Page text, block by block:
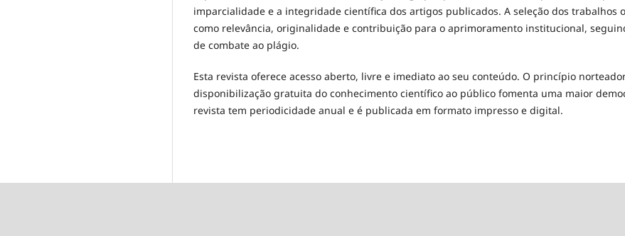
imparcialidade e a integridade científica dos artigos publicados. A seleção dos trabalhos
como relevância, originalidade e contribuição para o aprimoramento institucional,
de combate ao plágio.
Esta revista oferece acesso aberto, livre e imediato ao seu conteúdo. O princípio
disponibilização gratuita do conhecimento científico ao público fomenta uma maior
revista tem periodicidade anual e é publicada em formato impresso e digital.